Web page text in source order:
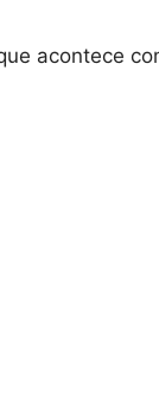
acontece